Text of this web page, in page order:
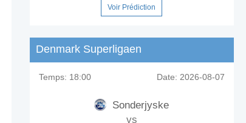
Voir Prédiction
Denmark Superligaen
Temps: 18:00 Date: 2026-08-07
Sonderjyske
vs